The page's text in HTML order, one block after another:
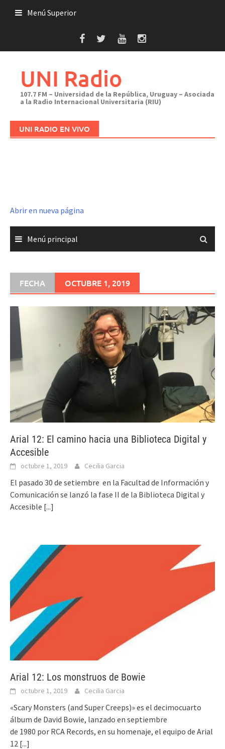
Menú Superior
UNI Radio
107.7 FM – Universidad de la República, Uruguay – Asociada
a la Radio Internacional Universitaria (RIU)
UNI RADIO EN VIVO
Abrir en nueva página
Menú principal
FECHA OCTUBRE 1, 2019
Arial 12: El camino hacia una Biblioteca Digital y
Accesible
octubre 1, 2019 Cecilia Garcia
El pasado 30 de setiembre en la Facultad de Información y
Comunicación se lanzó la fase II de la Biblioteca Digital y
Accesible [...]
Arial 12: Los monstruos de Bowie
octubre 1, 2019 Cecilia Garcia
«Scary Monsters (and Super Creeps)» es el decimocuarto
álbum de David Bowie, lanzado en septiembre
de 1980 por RCA Records, en su homenaje, el equipo de Arial
12 [...]